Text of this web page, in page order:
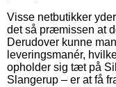
Visse netbutikker
det så præmissen at
Derudover kunne
leveringsmanér,
opholder sig tæt på
Slangerup – er at få